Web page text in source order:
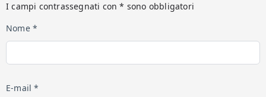
I campi contrassegnati con * sono obbligatori
Nome *
E-mail *